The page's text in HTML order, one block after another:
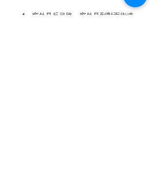
窗外見反弓路－窗外見到對面街道